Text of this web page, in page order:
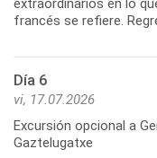
extraordinarios en lo
francés se refiere.
Día 6
vi, 17.07.2026
Excursión opcional a
Gaztelugatxe